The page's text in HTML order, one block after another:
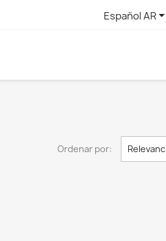
Español AR
Ordenar por: